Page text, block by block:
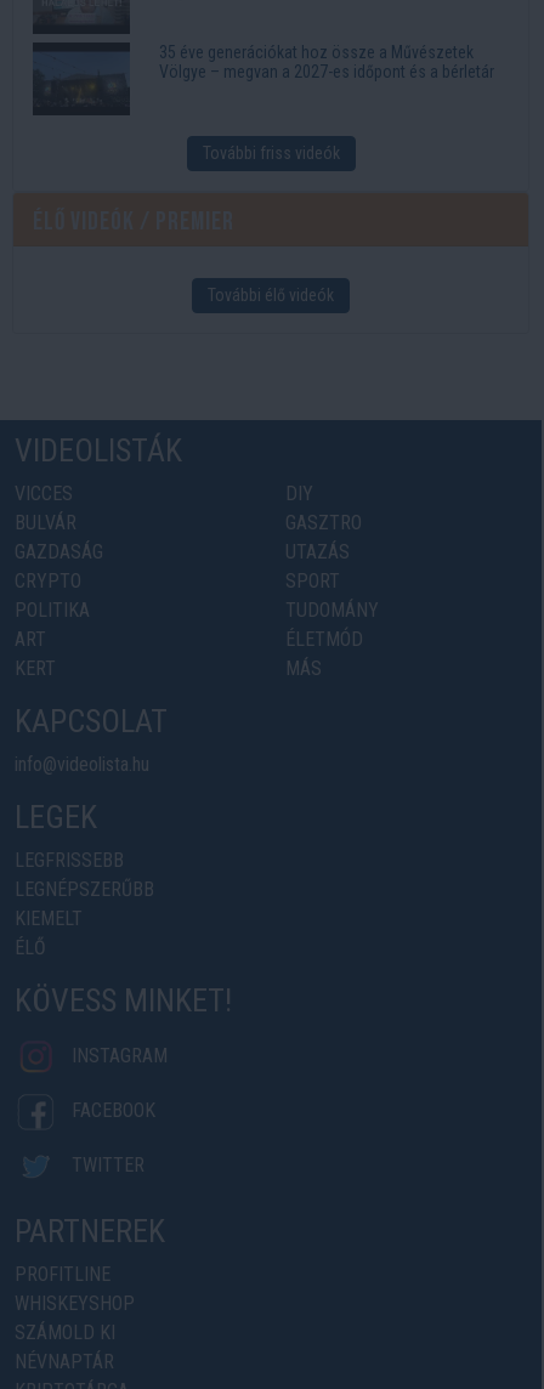
35 éve generációkat hoz össze a Művészetek
Völgye – megvan a 2027-es időpont és a bérletár
További friss videók
További élő videók
VIDEOLISTÁK
VICCES
BULVÁR
GAZDASÁG
CRYPTO
POLITIKA
ART
KERT
DIY
GASZTRO
UTAZÁS
SPORT
TUDOMÁNY
ÉLETMÓD
MÁS
KAPCSOLAT
info@videolista.hu
LEGEK
LEGFRISSEBB
LEGNÉPSZERŰBB
KIEMELT
ÉLŐ
KÖVESS MINKET!
INSTAGRAM
FACEBOOK
TWITTER
PARTNEREK
PROFITLINE
WHISKEYSHOP
SZÁMOLD KI
NÉVNAPTÁR